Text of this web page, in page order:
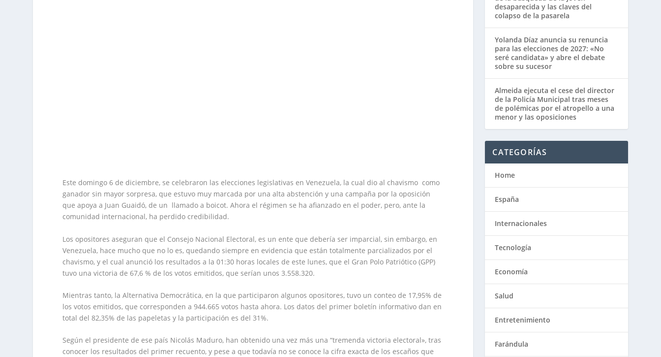
Este domingo 6 de diciembre, se celebraron las elecciones legislativas en Venezuela, la cual dio al chavismo como
ganador sin mayor sorpresa, que estuvo muy marcada por una alta abstención y una campaña por la oposición
que apoya a Juan Guaidó, de un llamado a boicot. Ahora el régimen se ha afianzado en el poder, pero, ante la
comunidad internacional, ha perdido credibilidad.
Los opositores aseguran que el Consejo Nacional Electoral, es un ente que debería ser imparcial, sin embargo, en
Venezuela, hace mucho que no lo es, quedando siempre en evidencia que están totalmente parcializados por el
chavismo, y el cual anunció los resultados a la 01:30 horas locales de este lunes, que el Gran Polo Patriótico (GPP)
tuvo una victoria de 67,6 % de los votos emitidos, que serían unos 3.558.320.
Mientras tanto, la Alternativa Democrática, en la que participaron algunos opositores, tuvo un conteo de 17,95% de
los votos emitidos, que corresponden a 944.665 votos hasta ahora. Los datos del primer boletín informativo dan en
total del 82,35% de las papeletas y la participación es del 31%.
Según el presidente de ese país Nicolás Maduro, han obtenido una vez más una “tremenda victoria electoral», tras
conocer los resultados del primer recuento, y pese a que todavía no se conoce la cifra exacta de los escaños que
desaparecida y las claves del
colapso de la pasarela
Yolanda Díaz anuncia su renuncia
para las elecciones de 2027: «No
seré candidata» y abre el debate
sobre su sucesor
Almeida ejecuta el cese del director
de la Policía Municipal tras meses
de polémicas por el atropello a una
menor y las oposiciones
CATEGORÍAS
Home
España
Internacionales
Tecnología
Economía
Salud
Entretenimiento
Farándula